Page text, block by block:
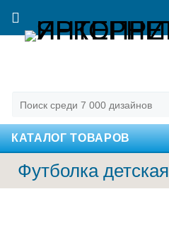
КАТАЛОГ ТОВАРОВ
Футболка